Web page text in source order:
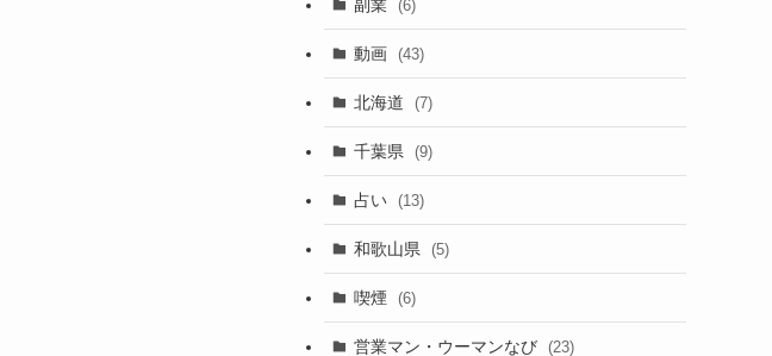
副業 (6)
動画 (43)
北海道 (7)
千葉県 (9)
占い (13)
和歌山県 (5)
喫煙 (6)
営業マン・ウーマンなび (23)